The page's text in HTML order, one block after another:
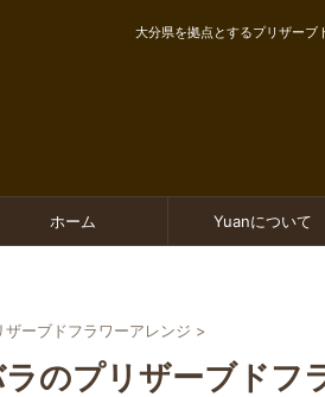
大分県を拠点とするプリザーブ
ホーム Yuanについて
ザーブドフラワーアレンジ >
のプリザーブドフ